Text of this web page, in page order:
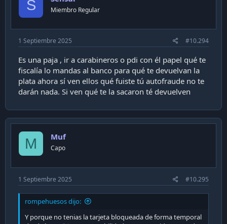
s
S Miembro Regular
1 Septiembre 2025 #10.294
Es una paja , ir a carabineros o pdi con él papel qué te
fiscalía lo mandas al banco para qué te devuelvan la
plata ahora sí ven ellos qué fuiste tú autofraude no te
darán nada. Si ven qué te la sacaron té devuelven
M Muf
Capo
1 Septiembre 2025 #10.295
rompehuesos dijo:
Y porque no tenias la tarjeta bloqueada de forma temporal